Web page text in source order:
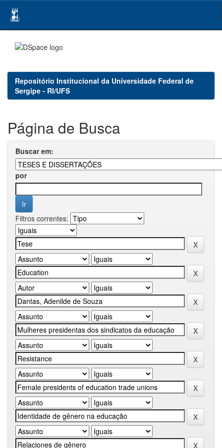
navigation
Repositório Institucional da Universidade Federal de
Sergipe - RI/UFS
Página de Busca
Buscar em:
por
Filtros correntes: